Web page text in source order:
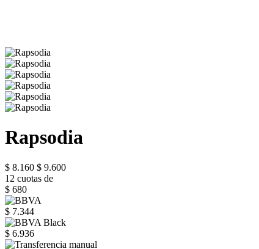
Rapsodia
$ 8.160 $ 9.600
12 cuotas de
$ 680
$ 7.344
$ 6.936